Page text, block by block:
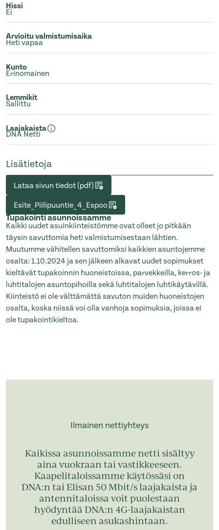
Hissi
Ei
Arvioitu valmistumisaika
Heti vapaa
Kunto
Erinomainen
Lemmikit
Sallittu
Laajakaista
DNA Netti
Lisätietoja
Lataa sivun tiedot (pdf)
Esite_Piilipuuntie_4_Espoo
Tupakointi asunnoissamme
Kaikki uudet asuinkiinteistömme ovat olleet jo pitkään
täysin savuttomia heti valmistumisestaan lähtien.
Muutumme vähitellen savuttomiksi kaikkien asuntojemme
osalta: 1.10.2024 ja sen jälkeen alkavat uudet sopimukset
kieltävät tupakoinnin huoneistoissa, parvekkeilla, kerros- ja
luhtitalojen asuntopihoilla sekä luhtitalojen luhtikäytävillä.
Kiinteistö ei ole välttämättä savuton muiden huoneistojen
osalta, koska niissä voi olla vanhoja sopimuksia, joissa ei
ole tupakointikieltoa.
Ilmainen nettiyhteys
Kaikissa asunnoissamme netti sisältyy
aina vuokraan tai vastikkeeseen.
Kaapelitaloissamme käytössäsi on
DNA:n tai Elisan 50 Mbit/s laajakaista ja
antennitaloissa voit puolestaan
hyödyntää DNA:n 4G-laajakaistan
edulliseen asukashintaan.